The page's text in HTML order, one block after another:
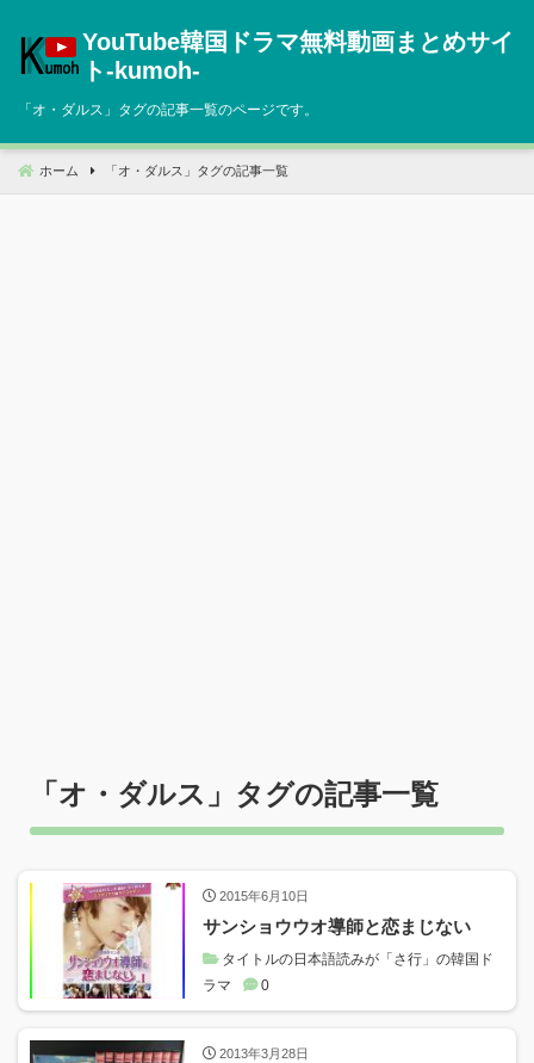
へ
動
YouTube韓国ドラマ無料動画まとめサイ
ト‐kumoh‐
「オ・ダルス 」タグの記事一覧のページです。
ホーム 「 オ・ダルス 」タグの記事一覧
「オ・ダルス 」タグの記事一覧
2015年6月10日
サンショウウオ導師と恋まじない
タイトルの日本語読みが「さ行」の韓国ド
ラマ
0
2013年3月28日